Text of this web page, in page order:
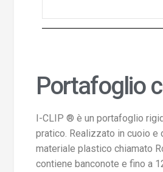
Portafoglio
I-CLIP ® è un portafoglio
pratico. Realizzato in cuoio e
materiale plastico chiamato
contiene banconote e fino a